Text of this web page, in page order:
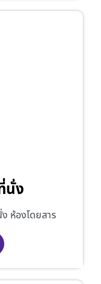
นั่ง
ห้องโดยสาร